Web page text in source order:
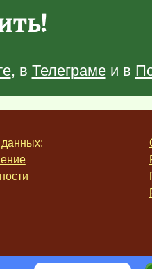
, в Телеграмеи в